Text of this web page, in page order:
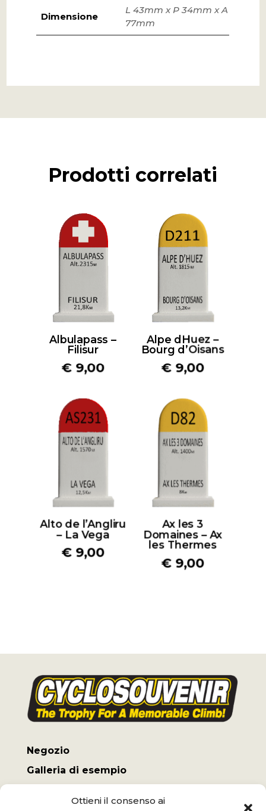
Ottieni il consenso ai
Dimensione
L 43mm x P 34mm x A
77mm
Prodotti correlati
Albulapass –
Filisur
€ 9,00
Alpe dHuez –
Bourg d’Oisans
€ 9,00
Alto de l’Angliru
– La Vega
€ 9,00
Ax les 3
Domaines – Ax
les Thermes
€ 9,00
Negozio
Galleria di esempio